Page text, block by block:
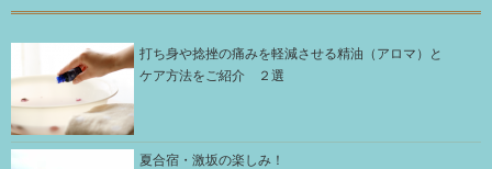
打ち身や捻挫の痛みを軽減させる精油（アロマ）と
ケア方法をご紹介 ２選
夏合宿・激坂の楽しみ！